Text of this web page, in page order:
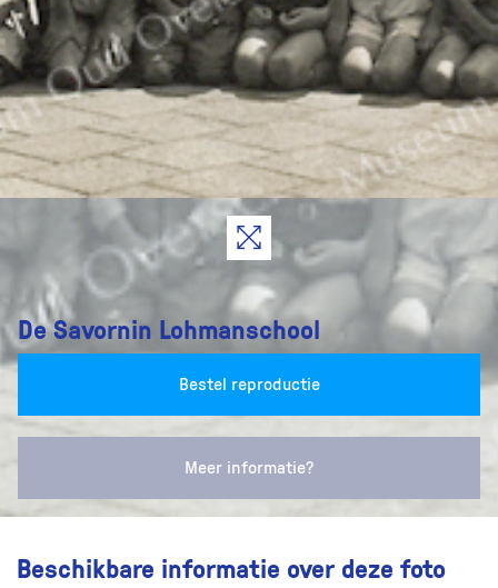
De Savornin Lohmanschool
Bestel reproductie
Meer informatie?
Beschikbare informatie over deze foto